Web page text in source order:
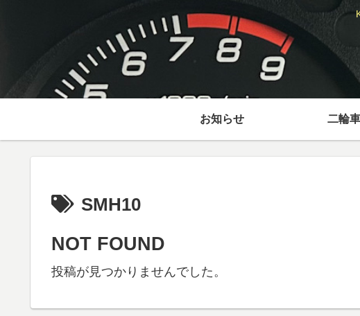
お知らせ 二輪車
SMH10
NOT FOUND
投稿が見つかりませんでした。